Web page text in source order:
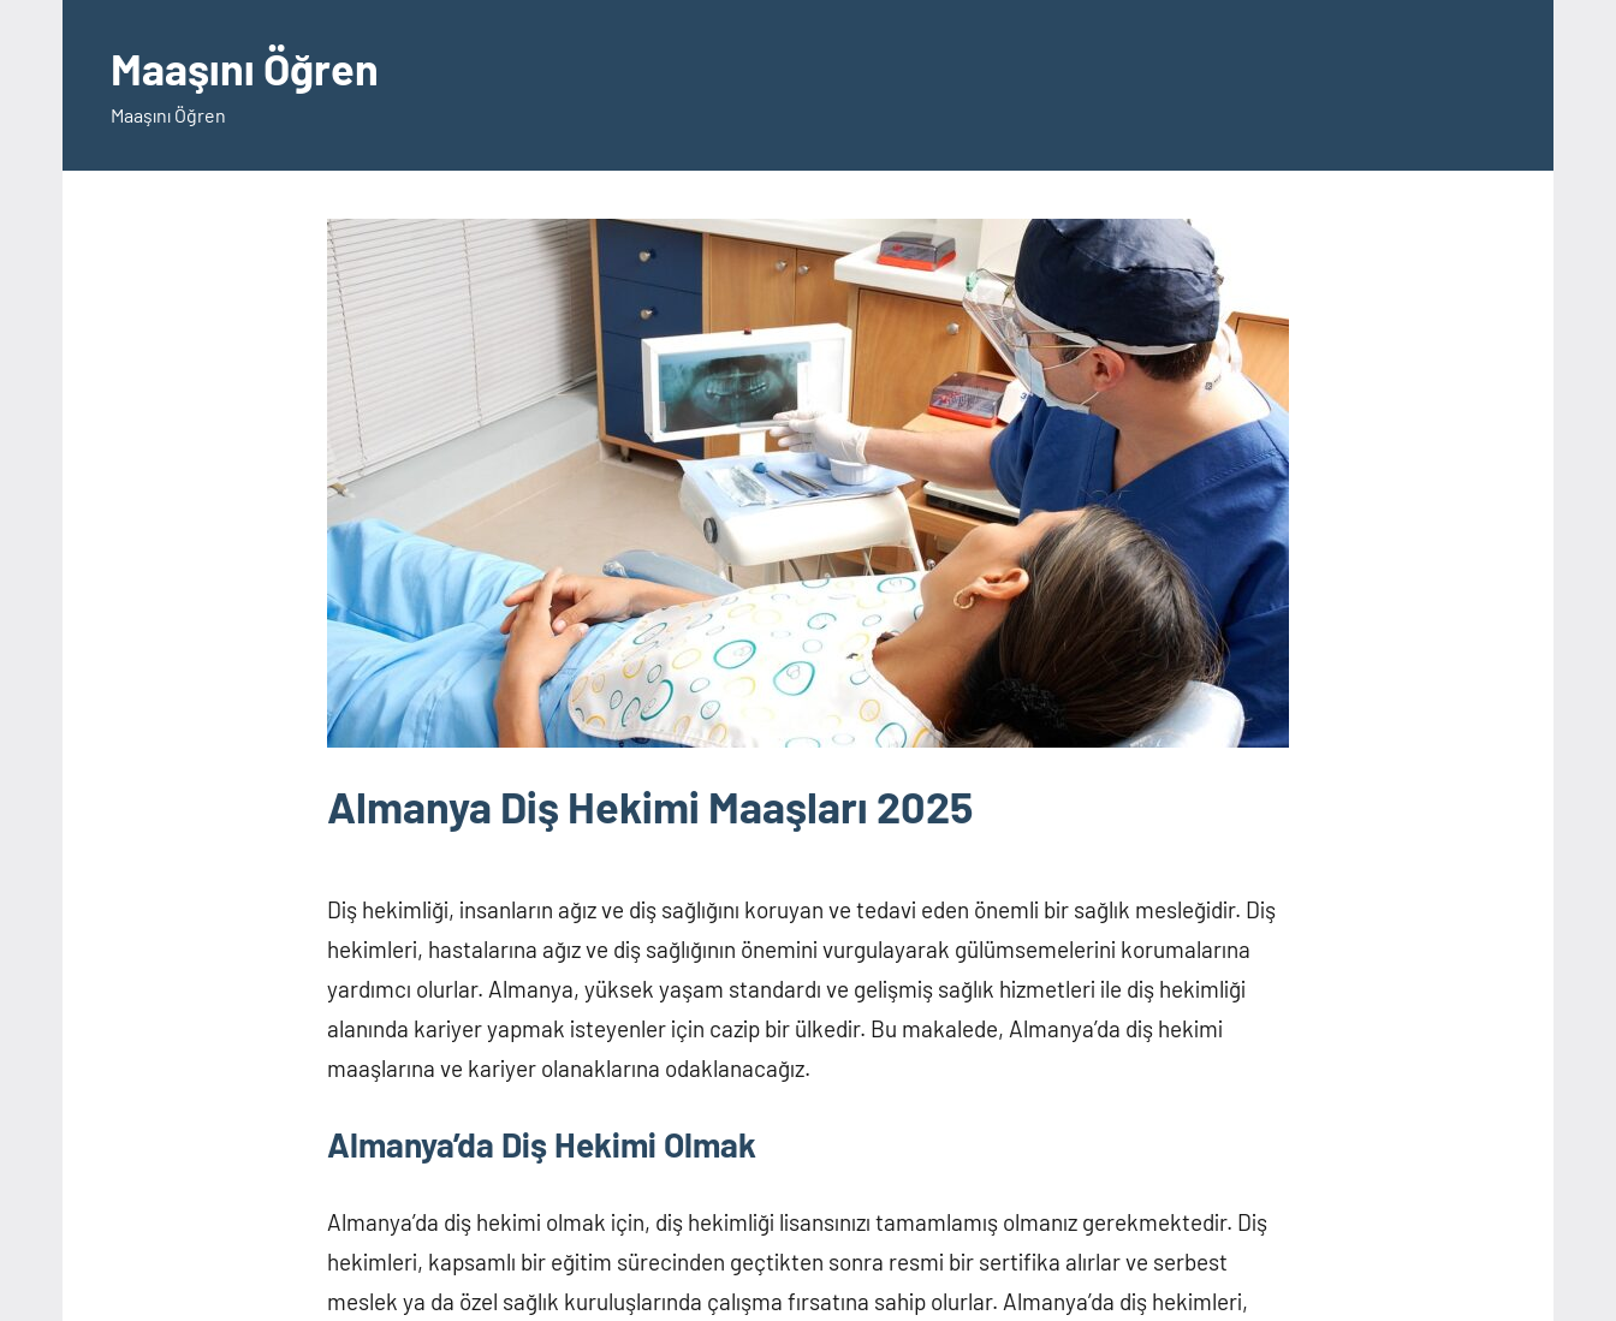
Maaşını Öğren
Maaşını Öğren
Almanya Diş Hekimi Maaşları 2025
Temmuz
2023
Diş hekimliği, insanların ağız ve diş sağlığını koruyan ve tedavi eden önemli bir sağlık mesleğidir. Diş
hekimleri, hastalarına ağız ve diş sağlığının önemini vurgulayarak gülümsemelerini korumalarına
yardımcı olurlar. Almanya, yüksek yaşam standardı ve gelişmiş sağlık hizmetleri ile diş hekimliği
alanında kariyer yapmak isteyenler için cazip bir ülkedir. Bu makalede, Almanya’da diş hekimi
maaşlarına ve kariyer olanaklarına odaklanacağız.
Almanya’da Diş Hekimi Olmak
Almanya’da diş hekimi olmak için, diş hekimliği lisansınızı tamamlamış olmanız gerekmektedir. Diş
hekimleri, kapsamlı bir eğitim sürecinden geçtikten sonra resmi bir sertifika alırlar ve serbest
meslek ya da özel sağlık kuruluşlarında çalışma fırsatına sahip olurlar. Almanya’da diş hekimleri,